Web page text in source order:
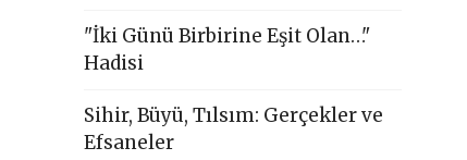
"İki Günü Birbirine Eşit Olan…"
Hadisi
Sihir, Büyü, Tılsım: Gerçekler ve
Efsaneler